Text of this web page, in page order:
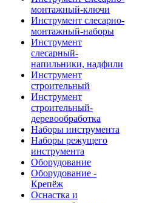
монтажный-ключи
Инструмент слесарно-
монтажный-наборы
Инструмент
слесарный-
напильники, надфили
Инструмент
строительный
Инструмент
строительный-
деревообработка
Наборы инструмента
Наборы режущего
инструмента
Оборудование
Оборудование -
Крепёж
Оснастка и